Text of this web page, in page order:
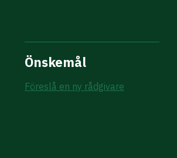
Önskemål
Föreslå en ny rådgivare